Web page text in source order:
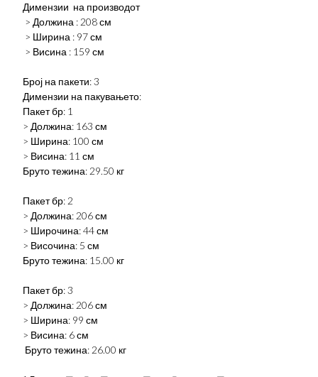
Димензии на производот
> Должина : 208 см
> Ширина : 97 см
> Висина : 159 см
Број на пакети: 3
Димензии на пакувањето:
Пакет бр: 1
> Должина: 163 см
> Ширина: 100 см
> Висина: 11 см
Бруто тежина: 29.50 кг
Пакет бр: 2
> Должина: 206 см
> Широчина: 44 см
> Височина: 5 см
Бруто тежина: 15.00 кг
Пакет бр: 3
> Должина: 206 см
> Ширина: 99 см
> Висина: 6 см
Бруто тежина: 26.00 кг